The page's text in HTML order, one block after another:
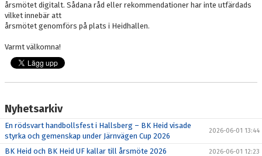
HEID CUPEN
HANDBOLLSGYMNASIUM
årsmötet digitalt. Sådana råd eller rekommendationer har inte utfärdads
vilket innebär att
årsmötet genomförs på plats i Heidhallen.
Varmt välkomna!
Nyhetsarkiv
En rödsvart handbollsfest i Hallsberg – BK Heid visade
styrka och gemenskap under Järnvägen Cup 2026
2026-06-01 13:44
BK Heid och BK Heid UF kallar till årsmöte 2026 2026-06-01 12:23